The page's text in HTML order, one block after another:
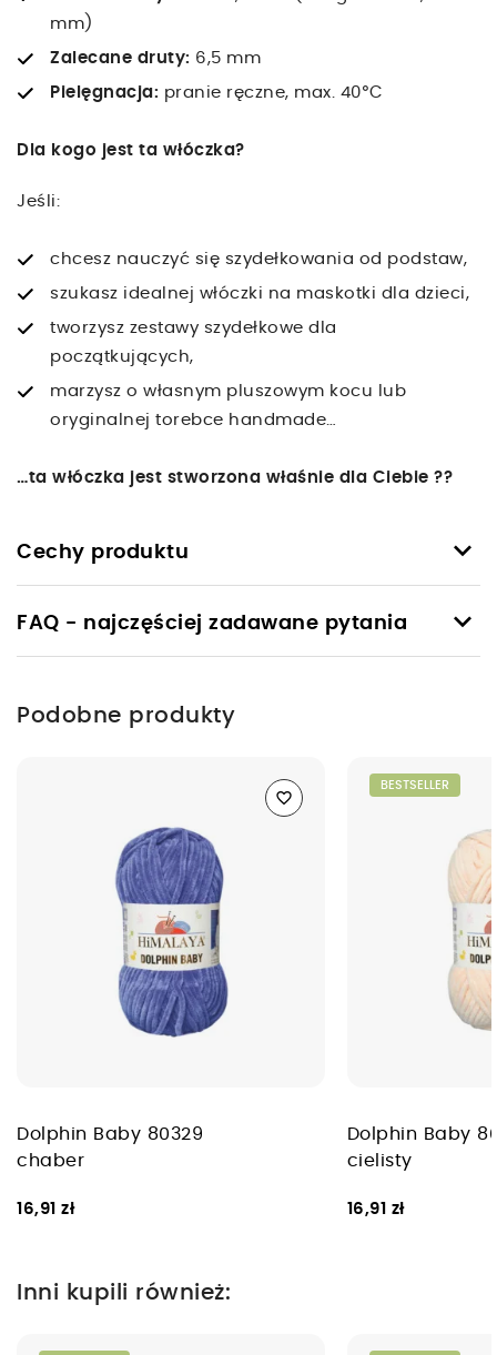
mm)
Zalecane druty: 6,5 mm
Pielęgnacja: pranie ręczne, max. 40°C
Dla kogo jest ta włóczka?
Jeśli:
chcesz nauczyć się szydełkowania od podstaw,
szukasz idealnej włóczki na maskotki dla dzieci,
tworzysz zestawy szydełkowe dla
początkujących,
marzysz o własnym pluszowym kocu lub
oryginalnej torebce handmade…
…ta włóczka jest stworzona właśnie dla Ciebie ??
keyboard_arrow_down
Cechy produktu
keyboard_arrow_down
FAQ - najczęściej zadawane pytania
Podobne produkty
favorite_border
Dolphin Baby 80329
chaber
16,91 zł
BESTSELLER
Dolphin Baby
cielisty
16,91 zł
Inni kupili również: